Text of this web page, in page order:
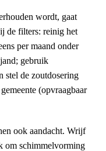
wordt, gaat
de filters: reinig het
per maand onder
gebruik
stel de zoutdosering
(opvraagbaar
ook aandacht. Wrijf
om schimmelvorming